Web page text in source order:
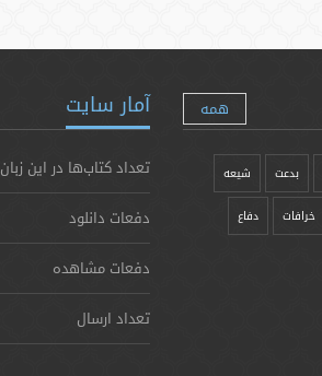
همه
بدعت شیعه
خرافات دفاع
آمار سایت
تعداد کتاب‌ها در این زبان
دفعات دانلود
دفعات مشاهده
تعداد ارسال